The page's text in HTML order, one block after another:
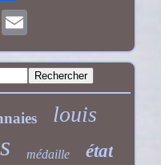
louis
médaille état